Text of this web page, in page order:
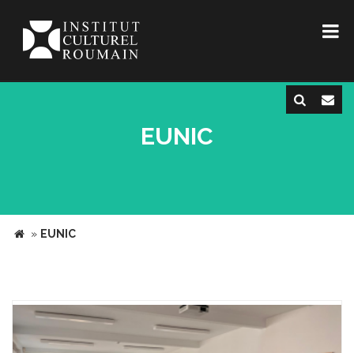
EUNIC
» EUNIC